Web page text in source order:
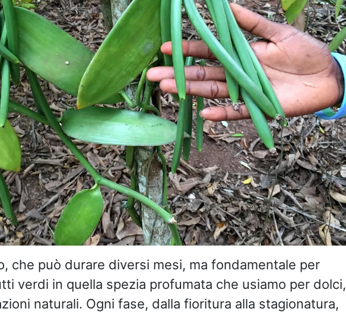
che può durare diversi mesi, ma fondamentale per
verdi in quella spezia profumata che usiamo per dolci,
naturali. Ogni fase, dalla fioritura alla stagionatura,